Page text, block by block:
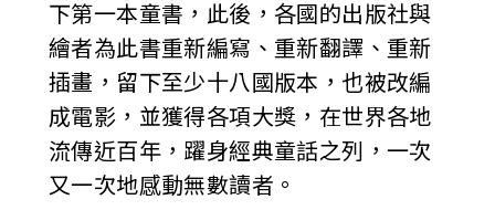
下第一本童書，此後，各國的出版社與
繪者為此書重新編寫、重新翻譯、重新
插畫，留下至少十八國版本，也被改編
成電影，並獲得各項大獎，在世界各地
流傳近百年，躍身經典童話之列，一次
又一次地感動無數讀者。